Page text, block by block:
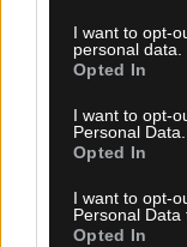
not limited to your
grant or deny
use your data for
consent section.
I want to opt-
personal data.
Opted In
I want to opt-
Personal Data.
Opted In
I want to opt-
Personal Data
Opted In